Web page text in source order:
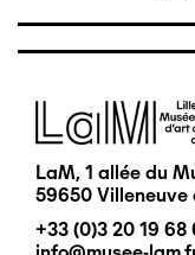
Image
LaM, 1 allée du
59650 Villeneuve
+33 (0)3 20 19 68